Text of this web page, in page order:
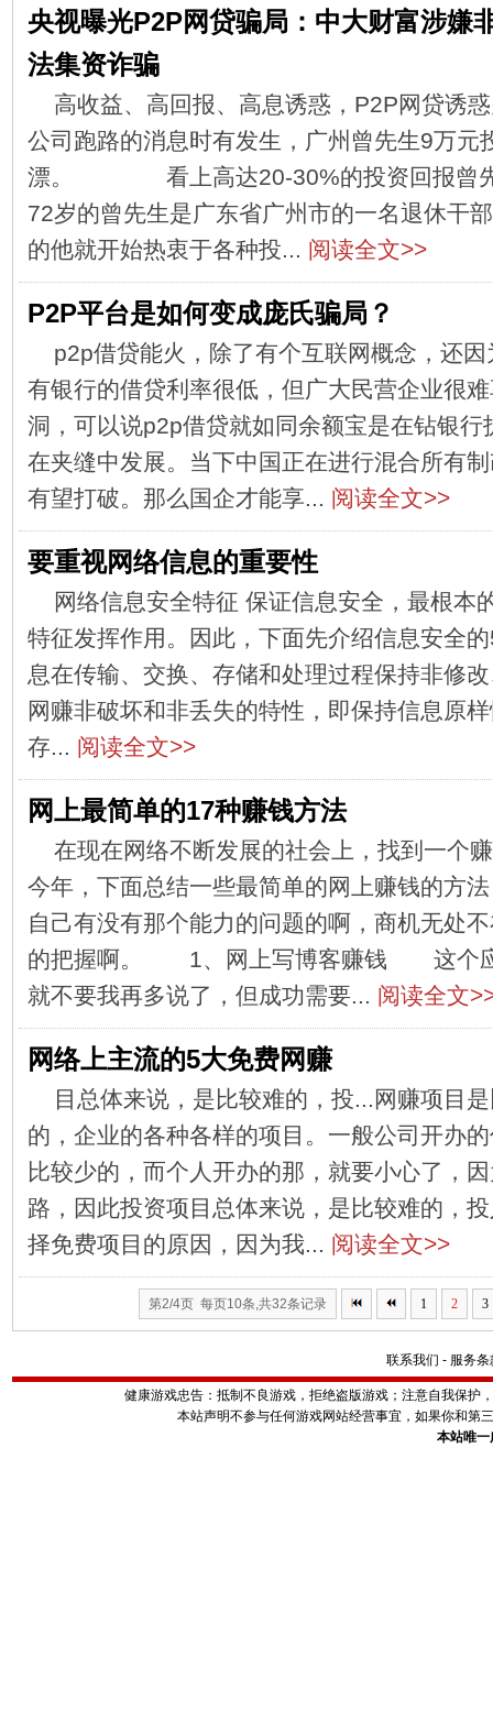
央视曝光P2P网贷骗局：中大财富涉嫌
法集资诈骗
高收益、高回报、高息诱惑，P2P网贷诱
公司跑路的消息时有发生，广州曾先生9万元
漂。 看上高达20-30%的投资回报曾
72岁的曾先生是广东省广州市的一名退休干
的他就开始热衷于各种投... 阅读全文>>
P2P平台是如何变成庞氏骗局？
p2p借贷能火，除了有个互联网概念，还
有银行的借贷利率很低，但广大民营企业很
洞，可以说p2p借贷就如同余额宝是在钻银
在夹缝中发展。当下中国正在进行混合所有
有望打破。那么国企才能享... 阅读全文>>
要重视网络信息的重要性
网络信息安全特征 保证信息安全，最根本
特征发挥作用。因此，下面先介绍信息安全
息在传输、交换、存储和处理过程保持非修
网赚非破坏和非丢失的特性，即保持信息原
存... 阅读全文>>
网上最简单的17种赚钱方法
在现在网络不断发展的社会上，找到一个
今年，下面总结一些最简单的网上赚钱的方
自己有没有那个能力的问题的啊，商机无处
的把握啊。 1、网上写博客赚钱 这个应
就不要我再多说了，但成功需要... 阅读全文
网络上主流的5大免费网赚
目总体来说，是比较难的，投...网赚项目
的，企业的各种各样的项目。一般公司开办
比较少的，而个人开办的那，就要小心了，
路，因此投资项目总体来说，是比较难的，
择免费项目的原因，因为我... 阅读全文>>
第2/4页 每页10条,共32条记录 1 2 3
联系我们 - 服务条
健康游戏忠告：抵制不良游戏，拒绝盗版游戏；注意自我保护
本站声明不参与任何游戏网站经营事宜，如果你和第
本站唯